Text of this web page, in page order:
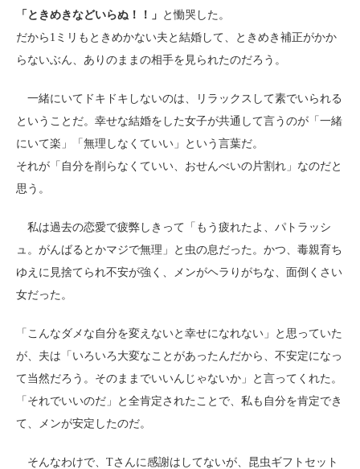
「ときめきなどいらぬ！！」 と慟哭した。
だから1ミリもときめかない夫と結婚して、ときめき補正がかか
らないぶん、ありのままの相手を見られたのだろう。
一緒にいてドキドキしないのは、リラックスして素でいられる
ということだ。幸せな結婚をした女子が共通して言うのが「一緒
にいて楽」「無理しなくていい」という言葉だ。
それが「自分を削らなくていい、おせんべいの片割れ」なのだと
思う。
私は過去の恋愛で疲弊しきって「もう疲れたよ、パトラッシ
ュ。がんばるとかマジで無理」と虫の息だった。かつ、毒親育ち
ゆえに見捨てられ不安が強く、メンがヘラりがちな、面倒くさい
女だった。
「こんなダメな自分を変えないと幸せになれない」と思っていた
が、夫は「いろいろ大変なことがあったんだから、不安定になっ
て当然だろう。そのままでいいんじゃないか」と言ってくれた。
「それでいいのだ」と全肯定されたことで、私も自分を肯定でき
て、メンが安定したのだ。
そんなわけで、Tさんに感謝はしてないが、昆虫ギフトセット